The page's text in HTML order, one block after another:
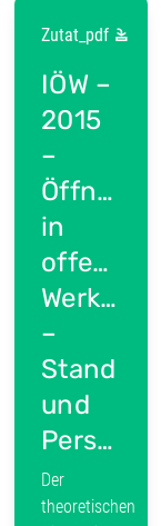
Zutat_pdf
IÖW –
2015
–
in
offenen
–
Stand
und
Perspektiven.pdf
Der
theoretischen